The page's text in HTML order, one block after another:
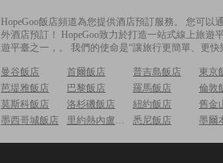
HopeGoo飯店頻道為您提供酒店預訂服務。 您可
外酒店預訂！ HopeGoo致力於打造一站式線上旅
遊平臺之一，。 我們的使命是“讓旅行更簡單、更
曼谷飯店 首爾飯店 普吉島飯店
東京
芭堤雅飯店
巴黎飯店 羅馬飯店
倫敦
莫斯科飯店
洛杉磯飯店 紐約飯店
舊金
墨西哥城飯店
里約熱內盧飯店 悉尼飯店 墨爾